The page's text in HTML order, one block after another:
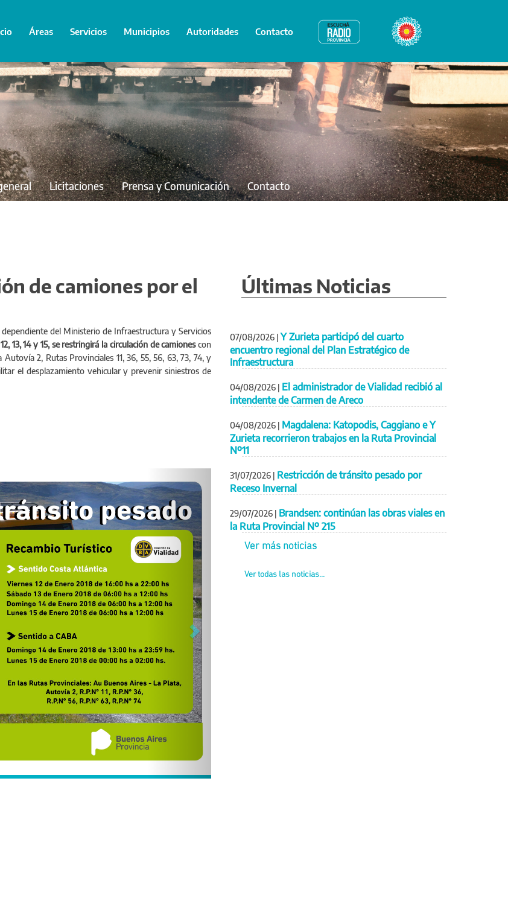
Áreas Servicios Municipios Autoridades Contacto Radio Provincia Bicentenario
Licitaciones Prensa y Comunicación Contacto
de camiones por el
del Ministerio de Infraestructura y Servicios
13, 14 y 15, se restringirá la circulación de camionescon
2, Rutas Provinciales 11, 36, 55, 56, 63, 73, 74, y
el desplazamiento vehicular y prevenir siniestros de
Siguiente
Últimas Noticias
07/08/2026 | Y Zurieta participó del cuarto
encuentro regional del Plan Estratégico de
Infraestructura
04/08/2026 | El administrador de Vialidad recibió al
intendente de Carmen de Areco
04/08/2026 | Magdalena: Katopodis, Caggiano e Y
Zurieta recorrieron trabajos en la Ruta Provincial
Nº11
31/07/2026 | Restricción de tránsito pesado por
Receso Invernal
29/07/2026 | Brandsen: continúan las obras viales en
la Ruta Provincial Nº 215
Ver más noticias
Ver todas las noticias...